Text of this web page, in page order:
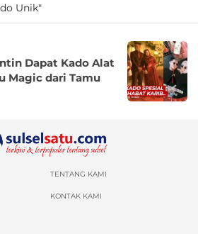
Unik"
Dapat Kado Alat
Magic dari Tamu
TENTANG KAMI
KONTAK KAMI